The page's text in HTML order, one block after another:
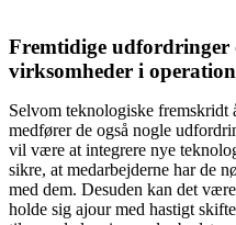
Fremtidige udfordringer
virksomheder i
Selvom teknologiske fremskridt
medfører de også nogle
vil være at integrere nye
sikre, at medarbejderne har de
med dem. Desuden kan det
holde sig ajour med hastigt